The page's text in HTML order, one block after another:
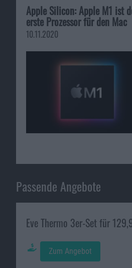
Apple Silicon: Apple M1 ist
erste Prozessor für den Mac
10.11.2020
Passende Angebote
Eve Thermo 3er-Set für
Zum Angebot